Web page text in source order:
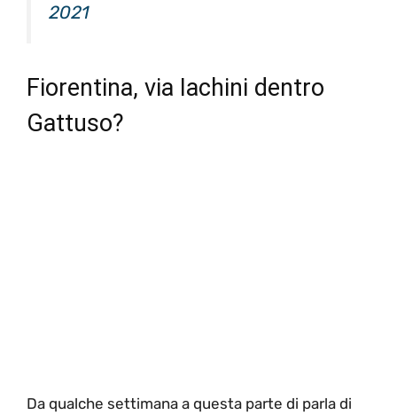
2021
Fiorentina, via Iachini dentro
Gattuso?
Da qualche settimana a questa parte di parla di